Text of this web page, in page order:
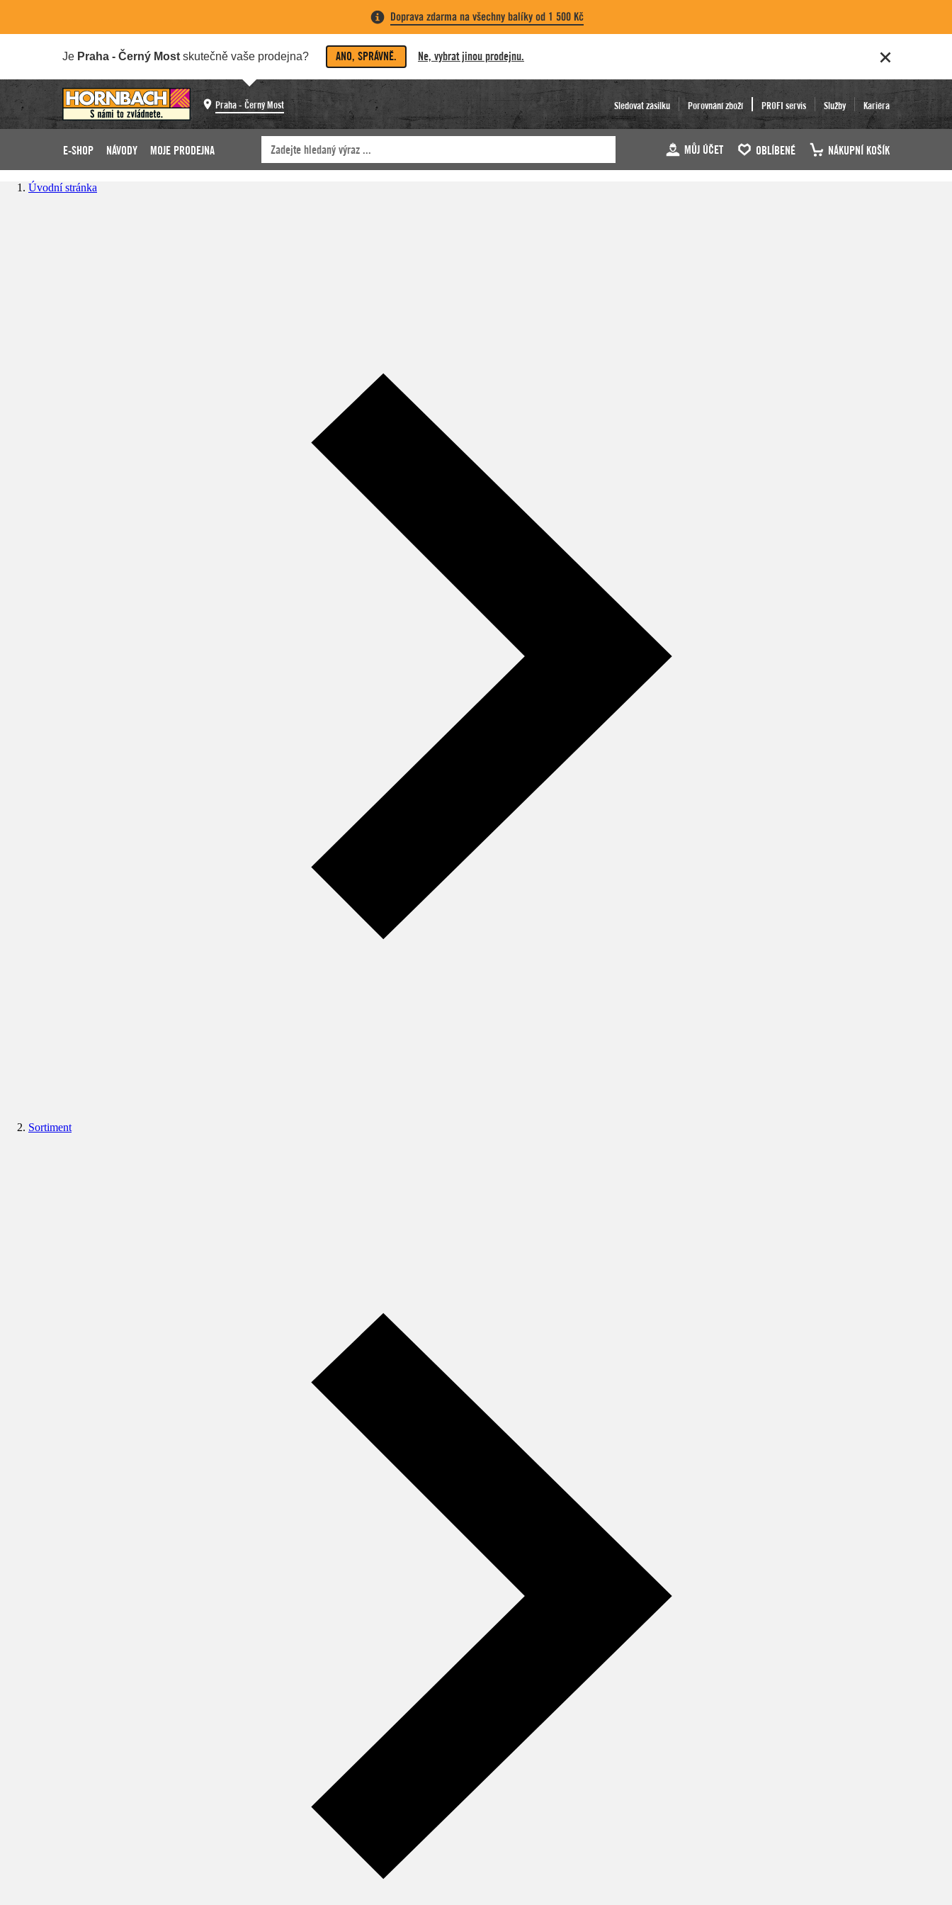
Doprava zdarma na všechny balíky od 1 500 Kč
Je Praha - Černý Most skutečně vaše prodejna? ANO, SPRÁVNĚ. Ne, vybrat jinou prodejnu.
Praha - Černý Most Sledovat zásilku Porovnání zboží PROFI servis Služby Kariéra
E-SHOP NÁVODY MOJE PRODEJNA MŮJ ÚČET OBLÍBENÉ NÁKUPNÍ KOŠÍK
Úvodní stránka
Sortiment